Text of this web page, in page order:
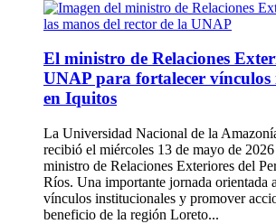
El ministro de Relaciones
UNAP para fortalecer vínculos
en Iquitos
La Universidad Nacional de la
recibió el miércoles 13 de mayo de
ministro de Relaciones Exteriores del
Ríos. Una importante jornada orientada
vínculos institucionales y promover
beneficio de la región Loreto...